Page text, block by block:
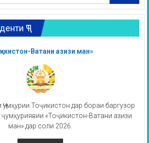
ҶТ
Ватани азизи ман»
Тоҷикистон дар бораи баргузор
«Тоҷикистон-Ватани азизи
ман» дар соли 2026.